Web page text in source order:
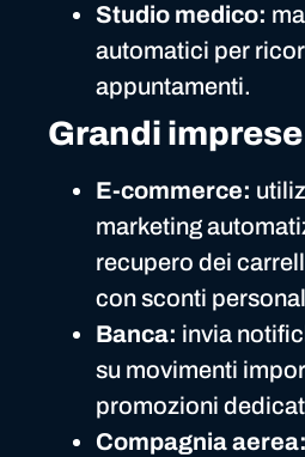
Studio medico:
automatici per
appuntamenti.
Grandi imprese
E-commerce:
marketing
recupero dei
con sconti
Banca: invia
su movimenti
promozioni
Compagnia aerea: